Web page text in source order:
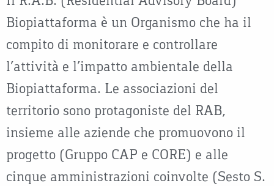
Biopiattaforma è un Organismo che ha il
compito di monitorare e controllare
l’attività e l’impatto ambientale della
Biopiattaforma. Le associazioni del
territorio sono protagoniste del RAB,
insieme alle aziende che promuovono il
progetto (Gruppo CAP e CORE) e alle
cinque amministrazioni coinvolte (Sesto S.